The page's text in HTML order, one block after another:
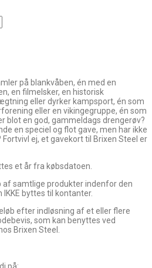
på blankvåben, én med en
en filmelsker, en historisk
eller dyrker kampsport, én som
eller en vikingegruppe, én som
blot en god, gammeldags drengerøv?
en speciel og flot gave, men har ikke
ej, et gavekort til Brixen Steel er
et år fra købsdatoen.
af samtlige produkter indenfor den
byttes til kontanter.
efter indløsning af et eller flere
som kan benyttes ved
Brixen Steel.
på: